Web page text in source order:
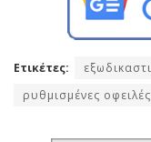
Ετικέτες:
ρυθμισμένες οφειλές